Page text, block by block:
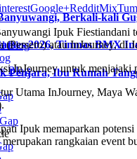
Berkali-kali
2026, Timnas BMX
Penjara, Ibu Rumah
Blog
Blog
Google+RedditMix
Ipuk Fiestiandani
(Persero) atau InJourney, di
InJourney untuk
Utama InJourney, Maya
Ipuk memaparkan
rangkaian event